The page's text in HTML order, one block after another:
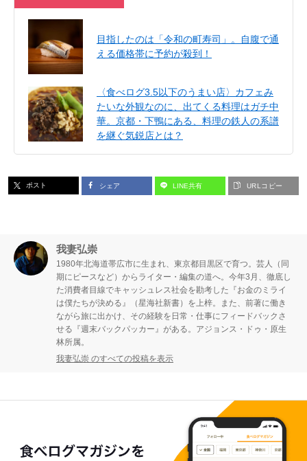
目指したのは「令和の町寿司」。自腹で通
える価格帯に予約が殺到！
〈食べログ3.5以下のうまい店〉カフェみ
たいな外観なのに、出てくる料理はガチ中
華。京都・下鴨にある、料理の鉄人の系譜
を継ぐ気鋭店とは？
ポスト シェア LINE共有 URLコピー
我妻弘崇
1980年北海道帯広市に生まれ、東京都目黒区で育つ。芸人（同
期にピースなど）からライター・編集の道へ。今年3月、徹底し
た消費者目線でキャッシュレス社会を勘考した『お金のミライ
は僕たちが決める』（星海社新書）を上梓。また、前著に働き
ながら旅に出かけ、その経験を日常・仕事にフィードバックさ
せる『週末バックパッカー』がある。アジョンス・ドゥ・原生
林所属。
我妻弘崇 のすべての投稿を表示